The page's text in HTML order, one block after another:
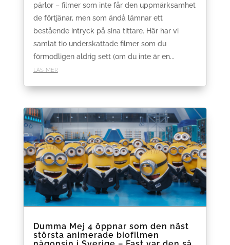
pärlor – filmer som inte får den uppmärksamhet
de förtjänar, men som ändå lämnar ett
bestående intryck på sina tittare. Här har vi
samlat tio underskattade filmer som du
förmodligen aldrig sett (om du inte är en...
läs mer
Dumma Mej 4 öppnar som den näst
största animerade biofilmen